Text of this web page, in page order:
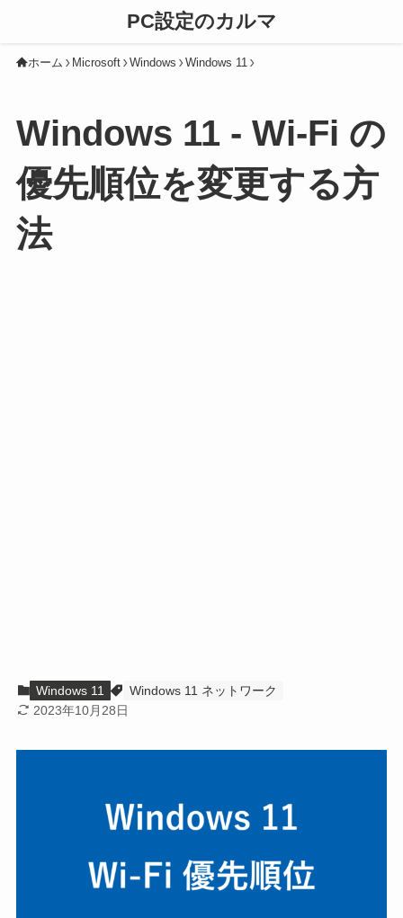
PC設定のカルマ
ホーム Microsoft Windows Windows 11
Windows 11 - Wi-Fi の
優先順位を変更する方
法
Windows 11
Windows 11 ネットワーク
2023年10月28日